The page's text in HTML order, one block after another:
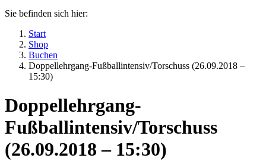
Sie befinden sich hier:
Start
Shop
Buchen
Doppellehrgang-Fußballintensiv/Torschuss (26.09.2018 –
15:30)
Doppellehrgang-
Fußballintensiv/Torschuss
(26.09.2018 – 15:30)